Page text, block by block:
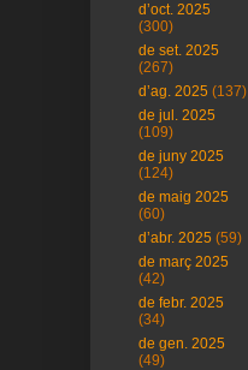
d’oct. 2025
(300)
de set. 2025
(267)
d’ag. 2025 (137)
de jul. 2025
(109)
de juny 2025
(124)
de maig 2025
(60)
d’abr. 2025 (59)
de març 2025
(42)
de febr. 2025
(34)
de gen. 2025
(49)